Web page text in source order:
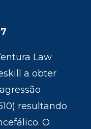
Law
a obter
resultando
O